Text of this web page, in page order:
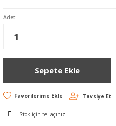
Adet:
Sepete Ekle
Tavsiye Et
Stok için tel açınız